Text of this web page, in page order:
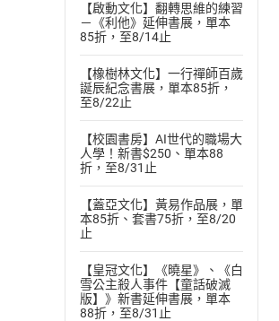
【啟動文化】翻轉思維的練習
－《利他》延伸書展，單本
85折，至8/14止
【橡樹林文化】一行禪師百歲
誕辰紀念書展，單本85折，
至8/22止
【校園書房】AI世代的職場大
人學！新書$250、單本88
折，至8/31止
【蓋亞文化】黃易作品展，單
本85折、套書75折，至8/20
止
【皇冠文化】《曉星》、《白
雪公主殺人事件【童話破滅
版】》新書延伸書展，單本
88折，至8/31止